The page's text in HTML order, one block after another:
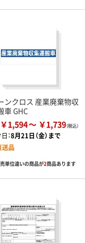
ンクロス 産業廃棄物収
車 GHC
￥1,594 ￥1,739
：8月21日（金）まで
送品
単位違いの商品が2商品あります